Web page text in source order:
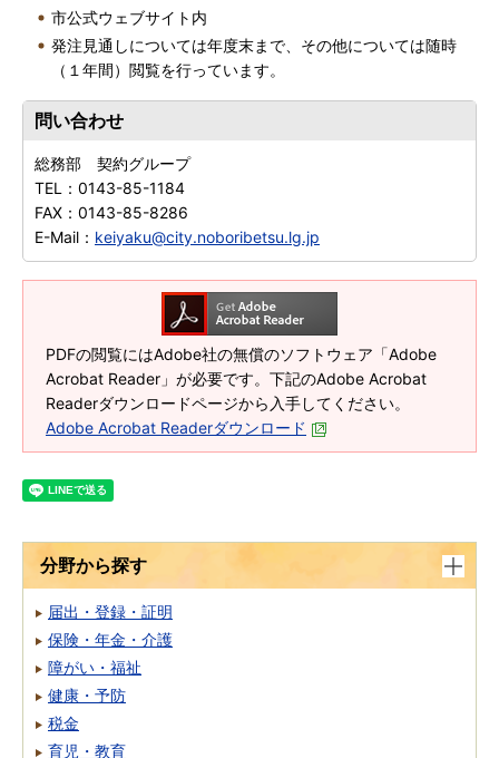
市公式ウェブサイト内
発注見通しについては年度末まで、その他については随時
（１年間）閲覧を行っています。
問い合わせ
総務部 契約グループ
TEL： 0143-85-1184
FAX： 0143-85-8286
E-Mail： keiyaku@city.noboribetsu.lg.jp
PDFの閲覧にはAdobe社の無償のソフトウェア「Adobe
Acrobat Reader」が必要です。下記のAdobe Acrobat
Readerダウンロードページから入手してください。
Adobe Acrobat Readerダウンロード
分野から探す
届出・登録・証明
保険・年金・介護
障がい・福祉
健康・予防
税金
育児・教育